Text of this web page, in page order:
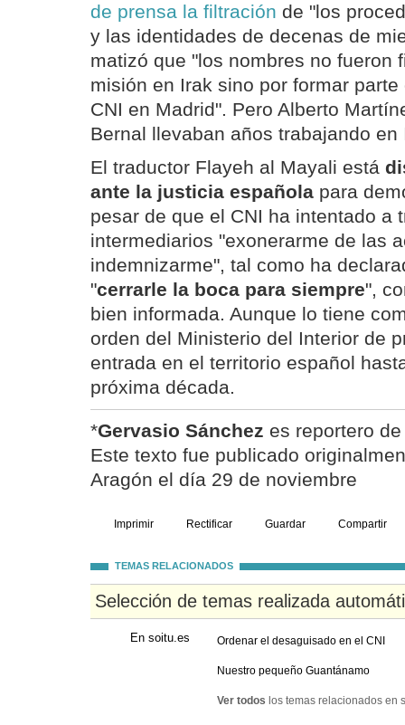
de prensa la filtración de "los
y las identidades de decenas de
matizó que "los nombres no fueron
misión en Irak sino por formar
CNI en Madrid". Pero Alberto
Bernal llevaban años trabajando en
El traductor Flayeh al Mayali está
ante la justicia española para
pesar de que el CNI ha intentado a
intermediarios "exonerarme de las
indemnizarme", tal como ha
"cerrarle la boca para siempre",
bien informada. Aunque lo tiene
orden del Ministerio del Interior de
entrada en el territorio español
próxima década.
*Gervasio Sánchez es reportero
Este texto fue publicado
Aragón el día 29 de noviembre
Imprimir Rectificar Guardar Compartir
TEMAS RELACIONADOS
Selección de temas realizada
En soitu.es Ordenar el desaguisado en el CNI
Nuestro pequeño Guantánamo
Ver todos los temas relacionados en